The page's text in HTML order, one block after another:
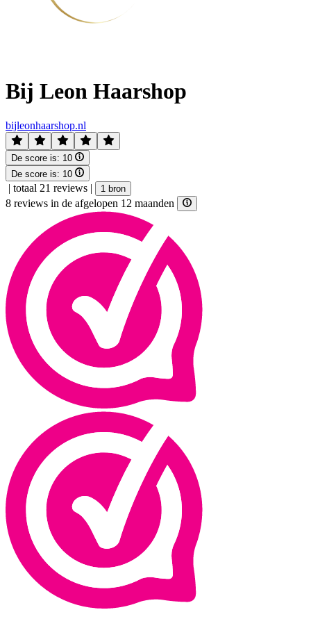
Bij Leon Haarshop
bijleonhaarshop.nl
De score is: 10
De score is: 10
| totaal 21 reviews | 1 bron
8 reviews in de afgelopen 12 maanden